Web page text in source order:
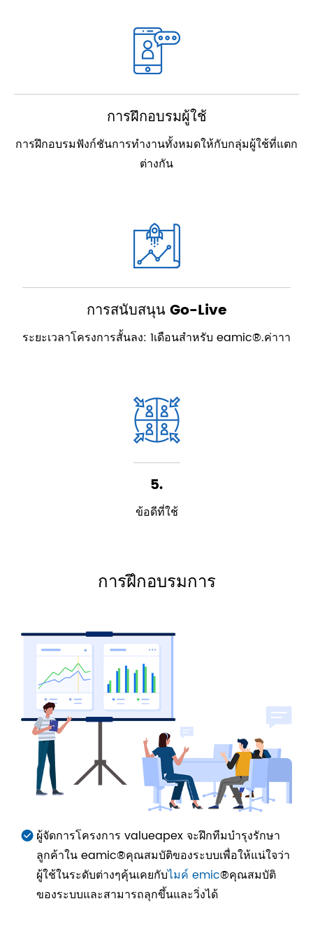
การฝึกอบรมผู้ใช้
การฝึกอบรมฟังก์ชันการทำงานทั้งหมดให้กับกลุ่มผู้ใช้ที่แตก
ต่างกัน
การสนับสนุน Go-Live
ระยะเวลาโครงการสั้นลง: 1เดือนสำหรับ eamic®.ค่าาา
5.
ข้อดีที่ใช้
การฝึกอบรมการ
ผู้จัดการโครงการ valueapex จะฝึกทีมบำรุงรักษา
ลูกค้าใน eamic®คุณสมบัติของระบบเพื่อให้แน่ใจว่า
ผู้ใช้ในระดับต่างๆคุ้นเคยกับไมค์ emic®คุณสมบัติ
ของระบบและสามารถลุกขึ้นและวิ่งได้